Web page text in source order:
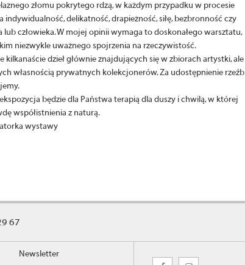
złomu pokrytego rdzą, w każdym przypadku w procesie
delikatność, drapieżność, siłę, bezbronność czy
lub człowieka. W mojej opinii wymaga to doskonałego warsztatu,
niezwykle uważnego spojrzenia na rzeczywistość.
kilkanaście dzieł głównie znajdujących się w zbiorach artystki, ale
własnością prywatnych kolekcjonerów. Za udostępnienie rzeźb
będzie dla Państwa terapią dla duszy i chwilą, w której
współistnienia z naturą.
wystawy
67
Newsletter